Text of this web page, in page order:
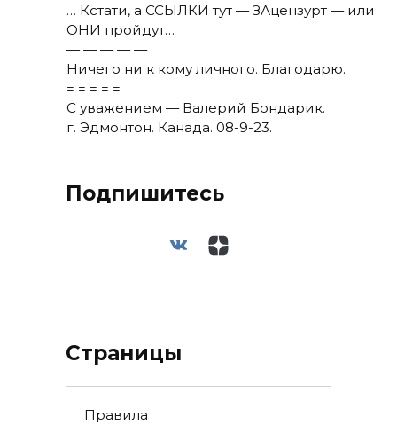
… Кстати, а ССЫЛКИ тут — ЗАцензурт — или
ОНИ пройдут…
— — — — —
Ничего ни к кому личного. Благодарю.
= = = = =
С уважением — Валерий Бондарик.
г. Эдмонтон. Канада. 08-9-23.
Подпишитесь
Страницы
Правила